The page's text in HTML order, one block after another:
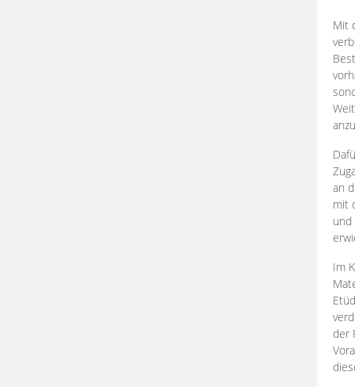
Mit
an
mit
und
Im
der